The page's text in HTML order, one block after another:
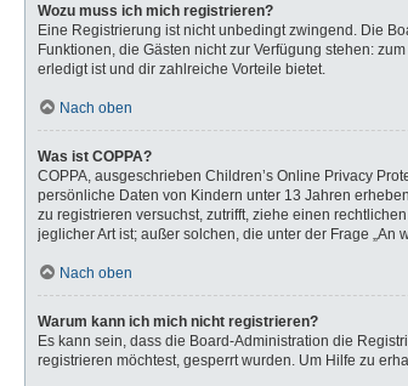
Wozu muss ich mich registrieren?
Eine Registrierung ist nicht unbedingt zwingend. Die
Funktionen, die Gästen nicht zur Verfügung stehen:
erledigt ist und dir zahlreiche Vorteile bietet.
Nach oben
Was ist COPPA?
COPPA, ausgeschrieben Children’s Online Privacy
persönliche Daten von Kindern unter 13 Jahren
zu registrieren versuchst, zutrifft, ziehe einen
jeglicher Art ist; außer solchen, die unter der Frage
Nach oben
Warum kann ich mich nicht registrieren?
Es kann sein, dass die Board-Administration die
registrieren möchtest, gesperrt wurden. Um Hilfe zu